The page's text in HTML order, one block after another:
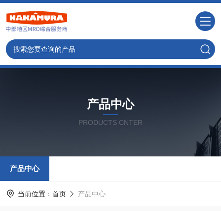
产品中心
PRODUCTS CNTER
产品中心
当前位置： 首页 产品中心